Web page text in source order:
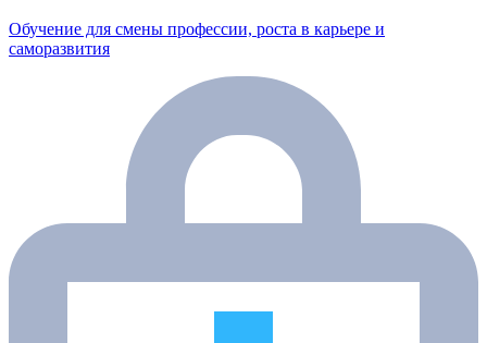
Обучение для смены профессии, роста в карьере и
саморазвития